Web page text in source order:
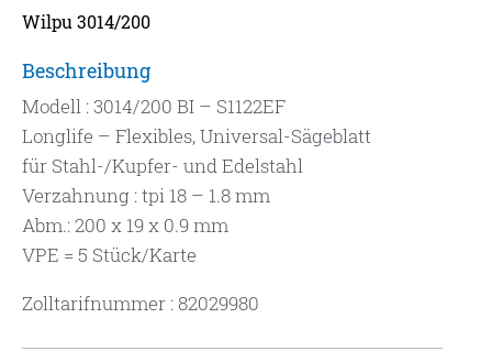
Wilpu 3014/200
Beschreibung
Modell : 3014/200 BI – S1122EF
Longlife – Flexibles, Universal-Sägeblatt
für Stahl-/Kupfer- und Edelstahl
Verzahnung : tpi 18 – 1.8 mm
Abm.: 200 x 19 x 0.9 mm
VPE = 5 Stück/Karte
Zolltarifnummer : 82029980